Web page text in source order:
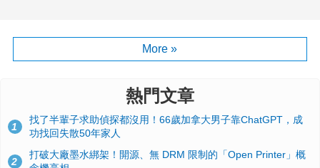
More »
熱門文章
1
找了半輩子求助偵探都沒用！66歲加拿大男子靠ChatGPT，成
功找回失散50年家人
2
打破大廠墨水綁架！開源、無 DRM 限制的「Open Printer」概